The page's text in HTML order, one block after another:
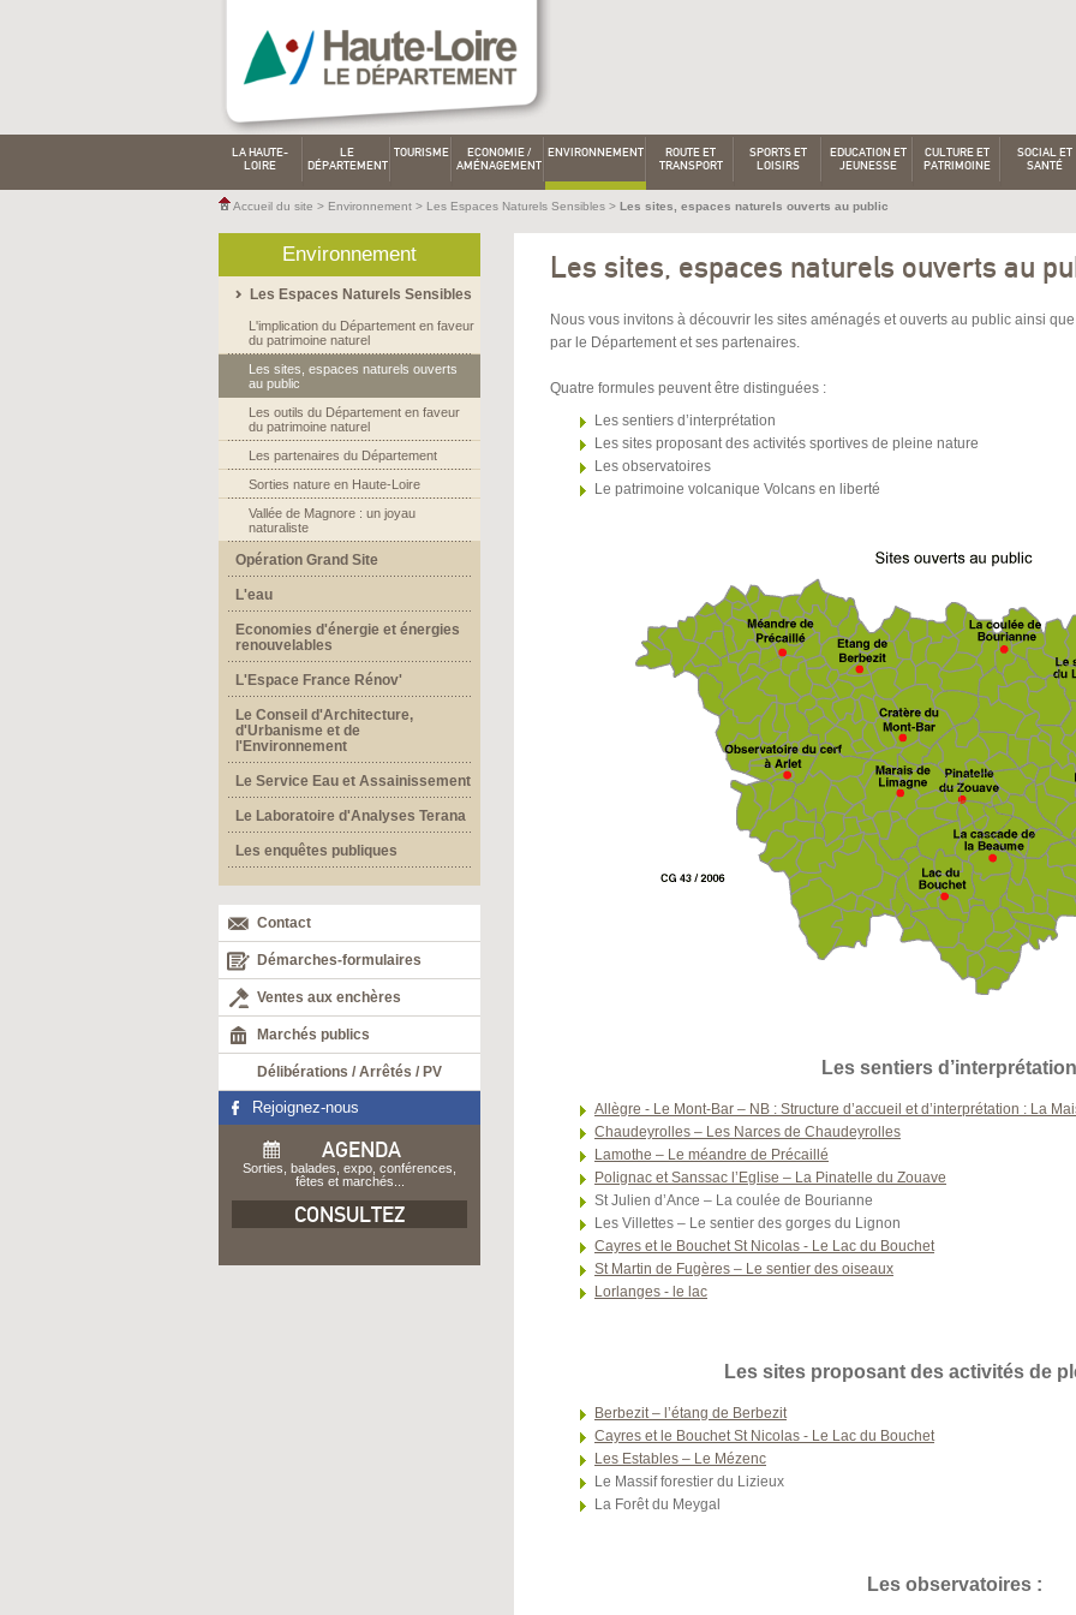
LA HAUTE-
LOIRE
LE
DÉPARTEMENT
TOURISME
ECONOMIE /
AMÉNAGEMENT
ENVIRONNEMENT
ROUTE ET
TRANSPORT
SPORTS ET
LOISIRS
EDUCATION ET
JEUNESSE
CULTURE ET
PATRIMOINE
SOCIAL ET
SANTÉ
Accueil du site > Environnement > Les Espaces Naturels Sensibles > Les sites, espaces naturels ouverts au public
Environnement
Les Espaces Naturels Sensibles
L'implication du Département en faveur
du patrimoine naturel
Les sites, espaces naturels ouverts
au public
Les outils du Département en faveur
du patrimoine naturel
Les partenaires du Département
Sorties nature en Haute-Loire
Vallée de Magnore : un joyau
naturaliste
Opération Grand Site
L'eau
Economies d'énergie et énergies
renouvelables
L'Espace France Rénov'
Le Conseil d'Architecture,
d'Urbanisme et de
l'Environnement
Le Service Eau et Assainissement
Le Laboratoire d'Analyses Terana
Les enquêtes publiques
Contact
Démarches-formulaires
Ventes aux enchères
Marchés publics
Délibérations / Arrêtés / PV
Rejoignez-nous
AGENDA
Sorties, balades, expo, conférences,
fêtes et marchés...
CONSULTEZ
Les sites, espaces naturels ouverts au
Nous vous invitons à découvrir les sites aménagés et ouverts au public ainsi
par le Département et ses partenaires.
Quatre formules peuvent être distinguées :
Les sentiers d’interprétation
Les sites proposant des activités sportives de pleine nature
Les observatoires
Le patrimoine volcanique Volcans en liberté
Les sentiers
Allègre - Le Mont-Bar – NB : Structure d’accueil et d’interprétation : La
Chaudeyrolles – Les Narces de Chaudeyrolles
Lamothe – Le méandre de Précaillé
Polignac et Sanssac l’Eglise – La Pinatelle du Zouave
St Julien d’Ance – La coulée de Bourianne
Les Villettes – Le sentier des gorges du Lignon
Cayres et le Bouchet St Nicolas - Le Lac du Bouchet
St Martin de Fugères – Le sentier des oiseaux
Lorlanges - le lac
Les sites proposant des activités de
Berbezit – l’étang de Berbezit
Cayres et le Bouchet St Nicolas - Le Lac du Bouchet
Les Estables – Le Mézenc
Le Massif forestier du Lizieux
La Forêt du Meygal
Les observatoires :